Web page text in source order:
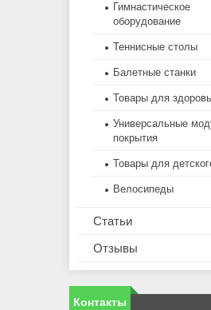
Гимнастическое
оборудование
Теннисные столы
Балетные станки
Товары для
Универсальные
покрытия
Товары для
Велосипеды
Статьи
Отзывы
Контакты